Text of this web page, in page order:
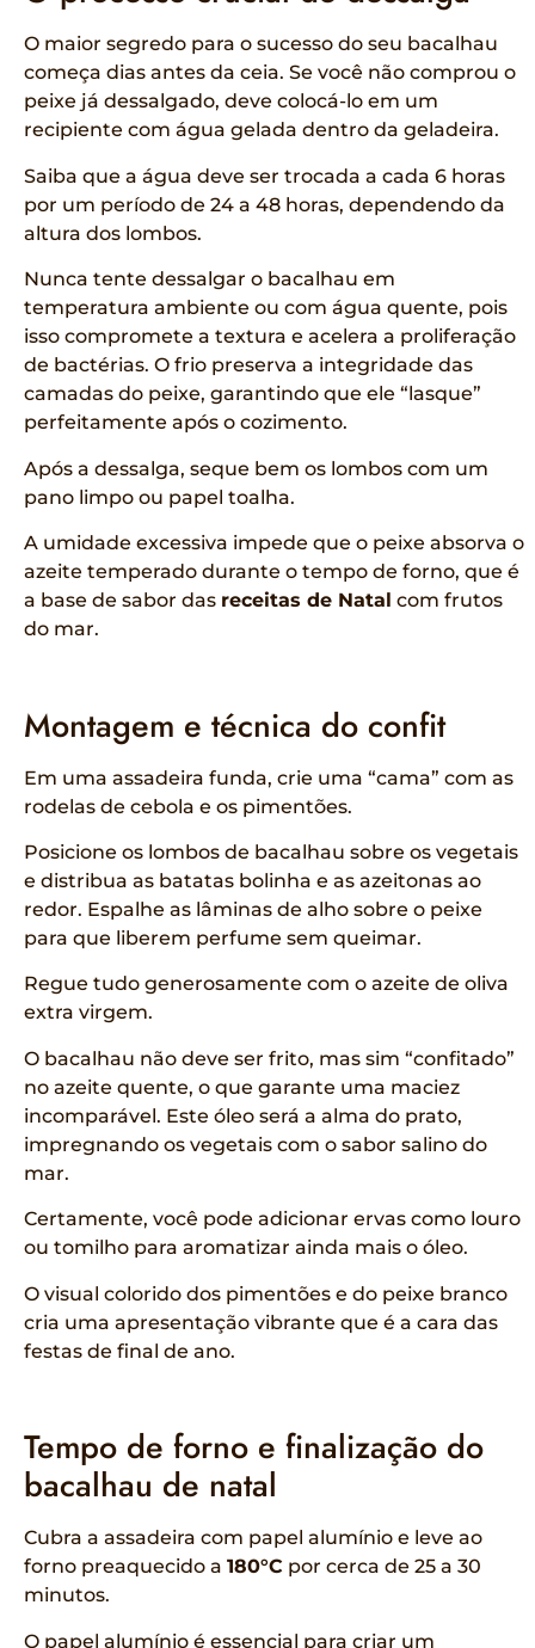
O maior segredo para o sucesso do seu bacalhau
começa dias antes da ceia. Se você não comprou o
peixe já dessalgado, deve colocá-lo em um
recipiente com água gelada dentro da geladeira.
Saiba que a água deve ser trocada a cada 6 horas
por um período de 24 a 48 horas, dependendo da
altura dos lombos.
Nunca tente dessalgar o bacalhau em
temperatura ambiente ou com água quente, pois
isso compromete a textura e acelera a proliferação
de bactérias. O frio preserva a integridade das
camadas do peixe, garantindo que ele “lasque”
perfeitamente após o cozimento.
Após a dessalga, seque bem os lombos com um
pano limpo ou papel toalha.
A umidade excessiva impede que o peixe absorva o
azeite temperado durante o tempo de forno, que é
a base de sabor das receitas de Natal com frutos
do mar.
Montagem e técnica do confit
Em uma assadeira funda, crie uma “cama” com as
rodelas de cebola e os pimentões.
Posicione os lombos de bacalhau sobre os vegetais
e distribua as batatas bolinha e as azeitonas ao
redor. Espalhe as lâminas de alho sobre o peixe
para que liberem perfume sem queimar.
Regue tudo generosamente com o azeite de oliva
extra virgem.
O bacalhau não deve ser frito, mas sim “confitado”
no azeite quente, o que garante uma maciez
incomparável. Este óleo será a alma do prato,
impregnando os vegetais com o sabor salino do
mar.
Certamente, você pode adicionar ervas como louro
ou tomilho para aromatizar ainda mais o óleo.
O visual colorido dos pimentões e do peixe branco
cria uma apresentação vibrante que é a cara das
festas de final de ano.
Tempo de forno e finalização do
bacalhau de natal
Cubra a assadeira com papel alumínio e leve ao
forno preaquecido a 180°C por cerca de 25 a 30
minutos.
O papel alumínio é essencial para criar um